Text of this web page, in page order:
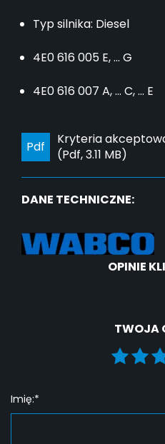
Typ silnika: Diesel
4E0 616 005 E, ... G
4E0 616 007 A, ... C, ... E
Pdf
Kryteria
(Pdf, 3.11 MB)
DANE TECHNICZNE:
OPINIE
TWOJA
Imię:*